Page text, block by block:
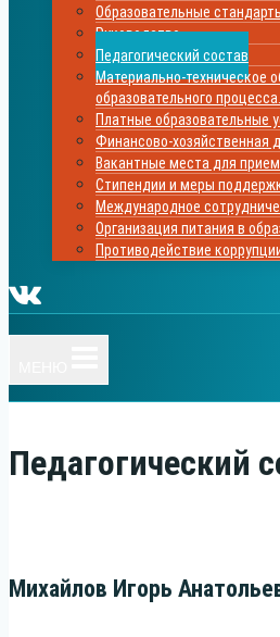
Образовательные
Руководство
Педагогический состав
Материально-техническое
образовательного
Платные образовательные
Финансово-хозяйственная
Вакантные места для
Стипендии и меры
Международное
Организация питания в
Противодействие
Педагогический
Михайлов Игорь